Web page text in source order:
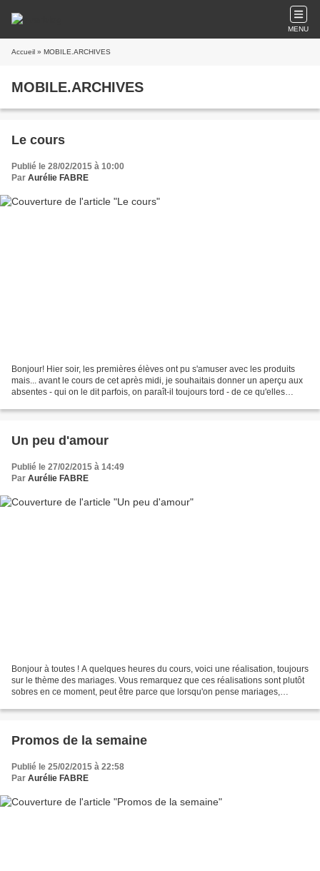
MENU
Accueil » MOBILE.ARCHIVES
MOBILE.ARCHIVES
Le cours
Publié le 28/02/2015 à 10:00
Par Aurélie FABRE
Bonjour! Hier soir, les premières élèves ont pu s'amuser avec les produits
mais... avant le cours de cet après midi, je souhaitais donner un aperçu aux
absentes - qui on le dit parfois, on paraît-il toujours tord - de ce qu'elles
Un peu d'amour
Publié le 27/02/2015 à 14:49
Par Aurélie FABRE
Bonjour à toutes ! A quelques heures du cours, voici une réalisation, toujours
sur le thème des mariages. Vous remarquez que ces réalisations sont plutôt
sobres en ce moment, peut être parce que lorsqu'on pense mariages,
Promos de la semaine
Publié le 25/02/2015 à 22:58
Par Aurélie FABRE